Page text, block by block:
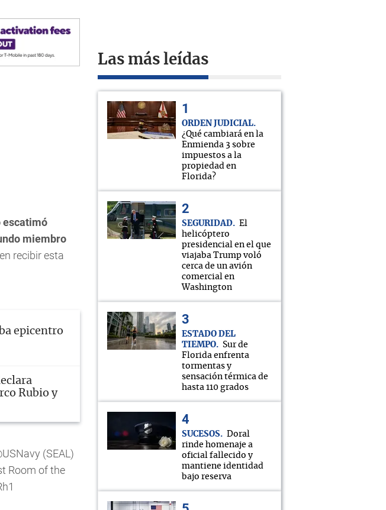
escatimó
miembro
recibir esta
epicentro
Rubio y
(SEAL)
Room of the
Las más leídas
ORDEN JUDICIAL
¿Qué cambiará en la
Enmienda 3 sobre
impuestos a la
propiedad en
Florida?
SEGURIDAD
El
helicóptero
presidencial en el que
viajaba Trump voló
cerca de un avión
comercial en
Washington
ESTADO DEL
TIEMPO
Sur de
Florida enfrenta
tormentas y
sensación térmica de
hasta 110 grados
SUCESOS
Doral
rinde homenaje a
oficial fallecido y
mantiene identidad
bajo reserva